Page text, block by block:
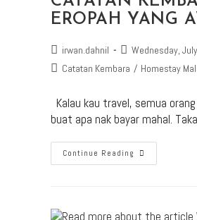
EROPAH YANG
irwan.dahnil
Wednesday,
Catatan Kembara / Homestay
Kalau kau travel, semua
buat apa nak bayar mahal.
Continue Reading